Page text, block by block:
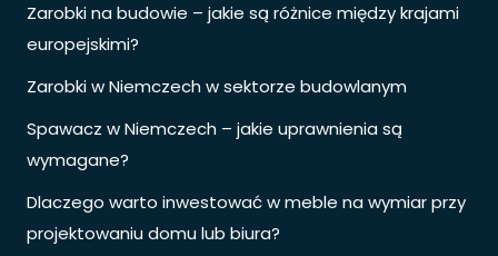
Zarobki na budowie – jakie są różnice między krajami
europejskimi?
Zarobki w Niemczech w sektorze budowlanym
Spawacz w Niemczech – jakie uprawnienia są
wymagane?
Dlaczego warto inwestować w meble na wymiar przy
projektowaniu domu lub biura?